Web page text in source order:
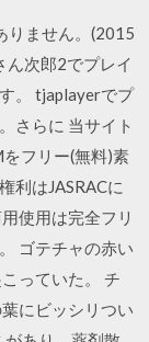
りません。(2015
ん次郎2でプレイ
。 tjaplayerでプ
さらに 当サイト
フリー(無料)素
利はJASRACに
使用は完全フリ
ゴテチャの赤い
っていた。 チ
にビッシリつい